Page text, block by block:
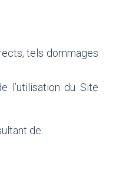
tels dommages
l’utilisation du Site
de: